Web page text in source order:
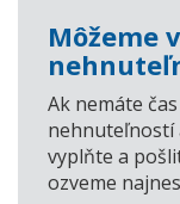
Môžeme
Ak nemáte
nehnuteľností
vyplňte a
ozveme